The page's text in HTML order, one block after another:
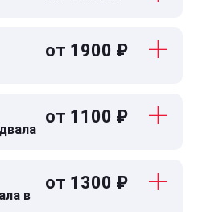
от 1900 ₽
от 1100 ₽
в
от 1300 ₽